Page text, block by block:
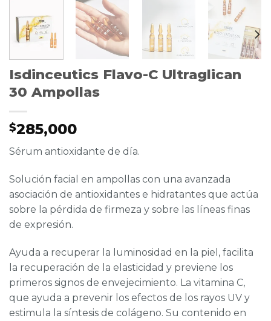
Isdinceutics Flavo-C Ultraglican
30 Ampollas
$285,000
Sérum antioxidante de día.
Solución facial en ampollas con una avanzada
asociación de antioxidantes e hidratantes que actúa
sobre la pérdida de firmeza y sobre las líneas finas
de expresión.
Ayuda a recuperar la luminosidad en la piel, facilita
la recuperación de la elasticidad y previene los
primeros signos de envejecimiento. La vitamina C,
que ayuda a prevenir los efectos de los rayos UV y
estimula la síntesis de colágeno. Su contenido en